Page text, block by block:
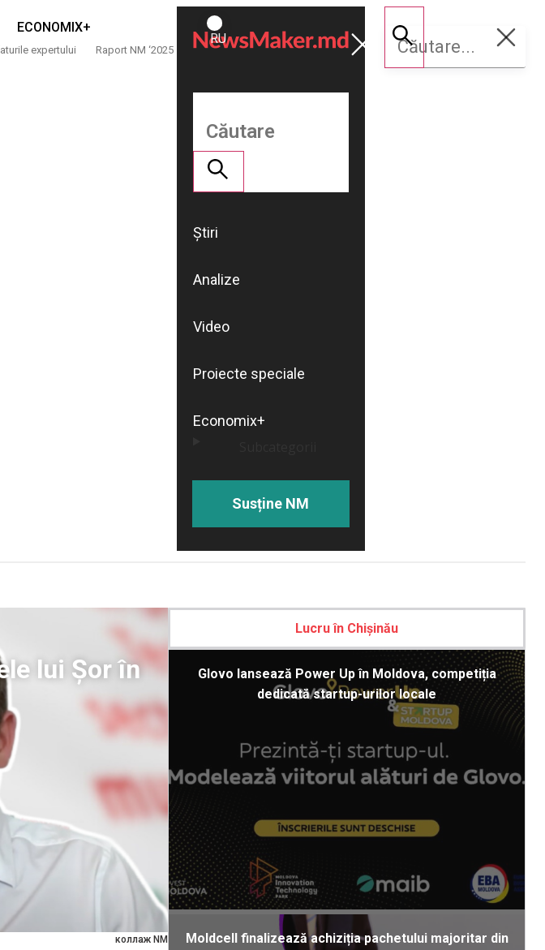
ECONOMIX+
expertului Raport NM ‘2025
ROMÂNĂ
RU
Susține
NM
Știri
Analize
Video
Proiecte speciale
Economix+
Susține NM
коллаж NM
lui Șor în
Lucru în Chișinău
Glovo lansează Power Up în Moldova, competiția
dedicată startup-urilor locale
Moldcell finalizează achiziția pachetului majoritar din